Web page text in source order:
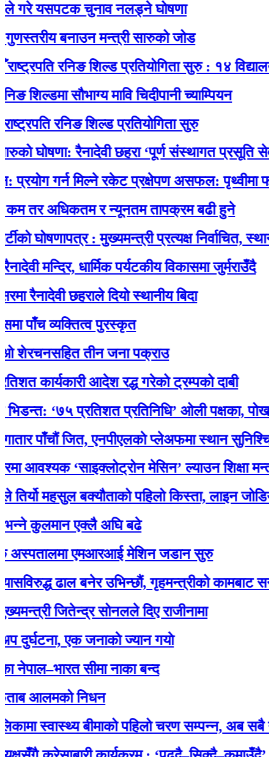
यसपटक चुनाव नलड्ने घोषणा
बनाउन मन्त्री सारुको जोड
रनिङ शिल्ड प्रतियोगिता सुरु : १४ विद्यालयकाे
सौभाग्य मावि चिदीपानी च्याम्पियन
रनिङ शिल्ड प्रतियोगिता सुरु
रैनादेवी छहरा ‘पूर्ण संस्थागत प्रसूति सेवायुक्त’
गर्न मिल्ने रकेट प्रक्षेपण असफल: पृथ्वीमा फर्कने
अधिकतम र न्यूनतम तापक्रम बढी हुने
: मुख्यमन्त्री प्रत्यक्ष निर्वाचित, स्थानीय
धार्मिक पर्यटकीय विकासमा जुर्मराउँदै
छहराले दियो स्थानीय बिदा
व्यक्तित्व पुरस्कृत
तीन जना पक्राउ
आदेश रद्ध गरेको ट्रम्पको दाबी
‘७५ प्रतिशत प्रतिनिधि’ ओली पक्षका, पोखरेलको
जित, एनपीएलकाे प्लेअफमा स्थान सुनिश्चित
‘साइक्लोट्रोन मेसिन’ ल्याउन शिक्षा मन्त्री
बक्यौताको पहिलो किस्ता, लाइन जोडियो
एक्लै अघि बढे
एमआरआई मेशिन जडान सुरु
ढाल बनेर उभिन्छौं, गृहमन्त्रीको कामबाट सन्तुष्ट
जितेन्द्र सोनलले दिए राजीनामा
एक जनाकाे ज्यान गयाे
सीमा नाका बन्द
निधन
स्वास्थ्य बीमाको पहिलो चरण सम्पन्न, अब सबै नागरिक